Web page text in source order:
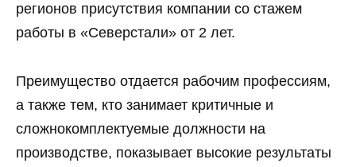
регионов присутствия компании со стажем
работы в «Северстали» от 2 лет.
Преимущество отдается рабочим профессиям,
а также тем, кто занимает критичные и
сложнокомплектуемые должности на
производстве, показывает высокие результаты